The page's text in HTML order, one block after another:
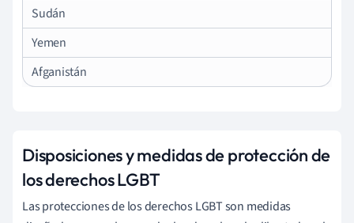
Sudán
Yemen
Afganistán
Disposiciones y medidas de protección de
los derechos LGBT
Las protecciones de los derechos LGBT son medidas